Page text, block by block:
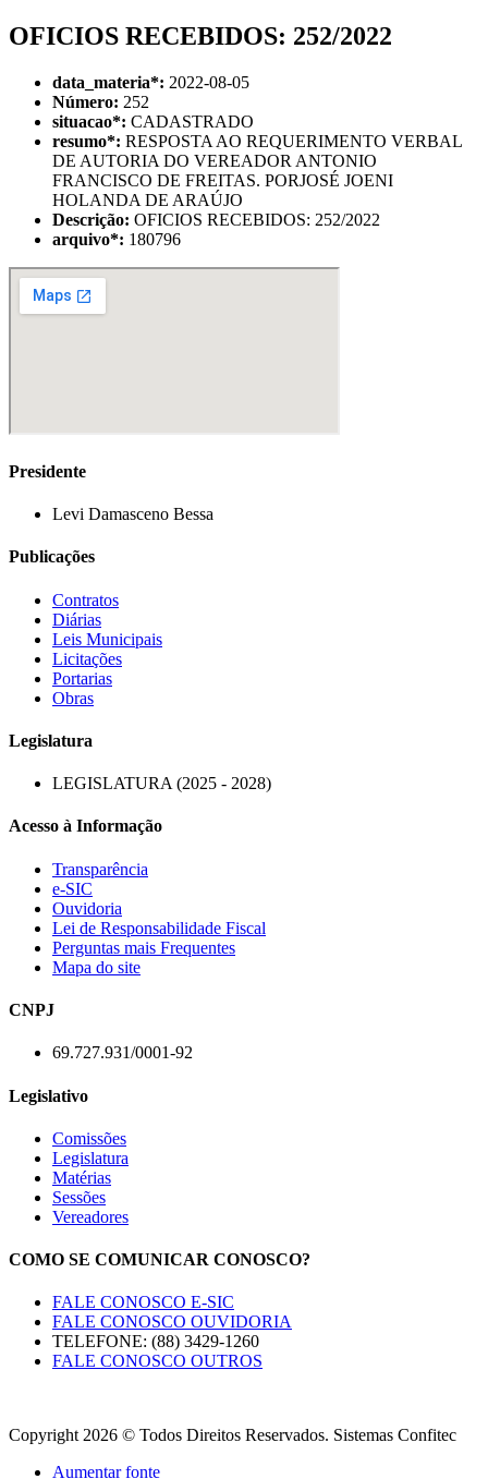
OFICIOS RECEBIDOS: 252/2022
data_materia*: 2022-08-05
Número: 252
situacao*: CADASTRADO
resumo*: RESPOSTA AO REQUERIMENTO VERBAL
DE AUTORIA DO VEREADOR ANTONIO
FRANCISCO DE FREITAS. PORJOSÉ JOENI
HOLANDA DE ARAÚJO
Descrição: OFICIOS RECEBIDOS: 252/2022
arquivo*: 180796
Presidente
Levi Damasceno Bessa
Publicações
Contratos
Diárias
Leis Municipais
Licitações
Portarias
Obras
Legislatura
LEGISLATURA (2025 - 2028)
Acesso à Informação
Transparência
e-SIC
Ouvidoria
Lei de Responsabilidade Fiscal
Perguntas mais Frequentes
Mapa do site
CNPJ
69.727.931/0001-92
Legislativo
Comissões
Legislatura
Matérias
Sessões
Vereadores
COMO SE COMUNICAR CONOSCO?
FALE CONOSCO E-SIC
FALE CONOSCO OUVIDORIA
TELEFONE: (88) 3429-1260
FALE CONOSCO OUTROS
Copyright 2026 © Todos Direitos Reservados. Sistemas Confitec
Aumentar fonte